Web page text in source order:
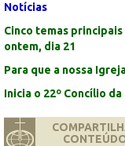
Notícias
Cinco temas
ontem, dia 21
Para que a nossa
Inicia o 22º Concílio